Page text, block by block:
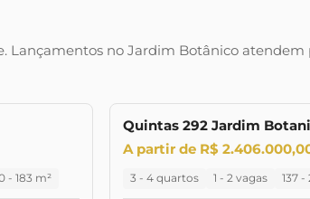
no Jardim Botânico
- 183 m²
PRONTO PARA MORAR
Quintas 292 Jardim
A partir de R$
3 - 4 quartos 1 - 2 vagas 137 -